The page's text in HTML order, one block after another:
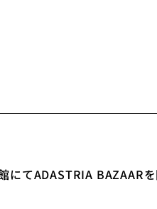
にてADASTRIA BAZAAR